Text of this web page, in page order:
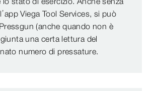
Viega Tool Services, si può
(anche quando non è
una certa lettura del
numero di pressature.